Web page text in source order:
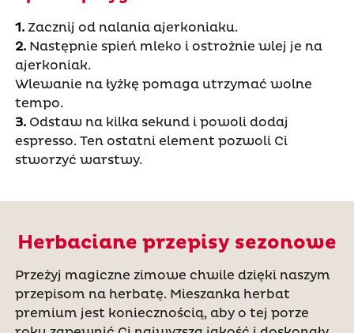
1. Zacznij od nalania ajerkoniaku.
2. Następnie spień mleko i ostrożnie wlej je na
ajerkoniak.
Wlewanie na łyżkę pomaga utrzymać wolne
tempo.
3.Odstaw na kilka sekund i powoli dodaj
espresso. Ten ostatni element pozwoli Ci
stworzyć warstwy.
Herbaciane przepisy sezonowe
Przeżyj magiczne zimowe chwile dzięki naszym
przepisom na herbatę. Mieszanka herbat
premium jest koniecznością, aby o tej porze